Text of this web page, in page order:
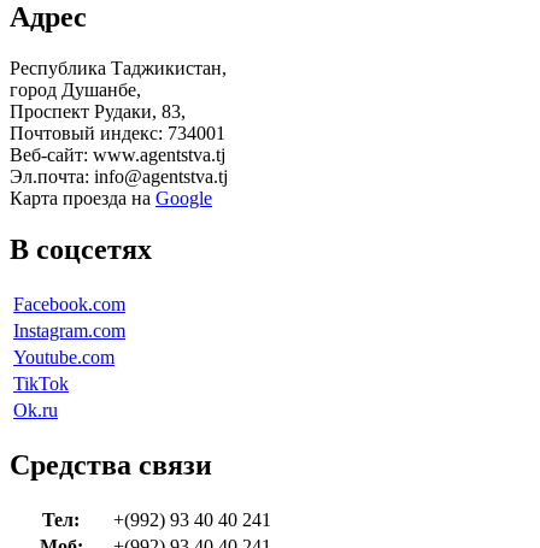
Адрес
Республика Таджикистан,
город Душанбе,
Проспект Рудаки, 83,
Почтовый индекс: 734001
Веб-сайт: www.agentstva.tj
Эл.почта: info@agentstva.tj
Карта проезда на Google
В соцсетях
Facebook.com
Instagram.com
Youtube.com
TikTok
Ok.ru
Средства связи
Тел:
+(992) 93 40 40 241